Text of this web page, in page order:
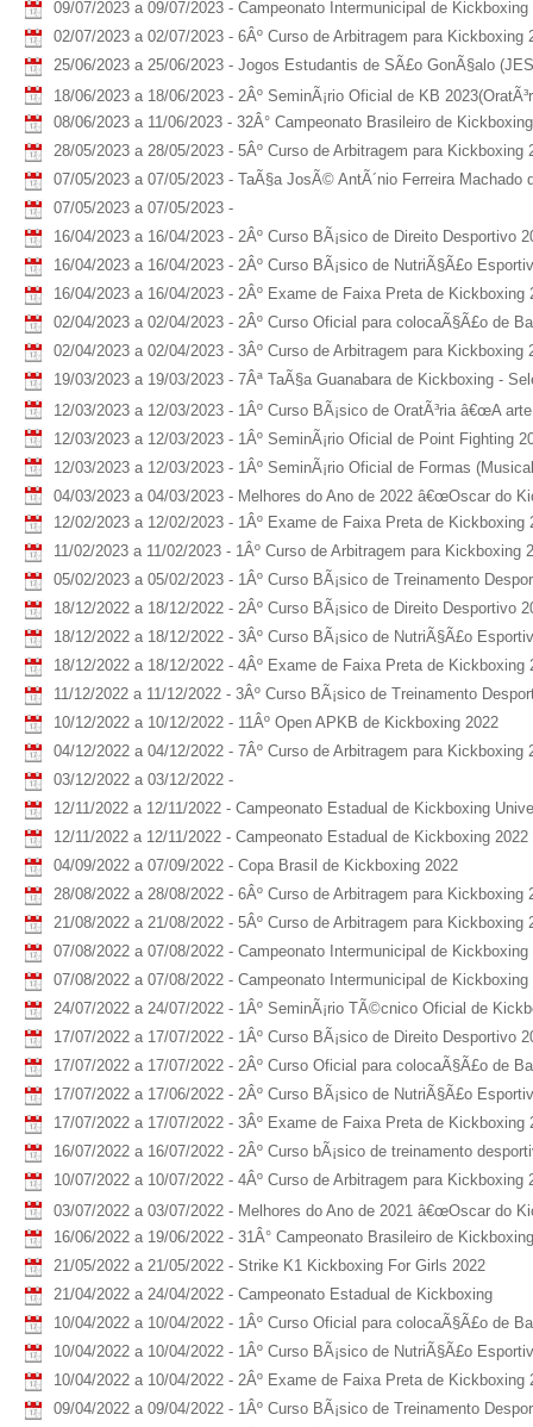
09/07/2023 a 09/07/2023 - Campeonato Intermunicipal de
02/07/2023 a 02/07/2023 - 6Âº Curso de Arbitragem para Kickboxing
25/06/2023 a 25/06/2023 - Jogos Estudantis de SÃ£o GonÃ§alo
18/06/2023 a 18/06/2023 - 2Âº SeminÃ¡rio Oficial de KB
08/06/2023 a 11/06/2023 - 32Â° Campeonato Brasileiro de
28/05/2023 a 28/05/2023 - 5Âº Curso de Arbitragem para Kickboxing
07/05/2023 a 07/05/2023 - TaÃ§a JosÃ© AntÃ´nio Ferreira Machado
07/05/2023 a 07/05/2023 -
16/04/2023 a 16/04/2023 - 2Âº Curso BÃ¡sico de Direito Desportivo
16/04/2023 a 16/04/2023 - 2Âº Curso BÃ¡sico de NutriÃ§Ã£o
16/04/2023 a 16/04/2023 - 2Âº Exame de Faixa Preta de Kickboxing
02/04/2023 a 02/04/2023 - 2Âº Curso Oficial para colocaÃ§Ã£o de
02/04/2023 a 02/04/2023 - 3Âº Curso de Arbitragem para Kickboxing
19/03/2023 a 19/03/2023 - 7Âª TaÃ§a Guanabara de Kickboxing -
12/03/2023 a 12/03/2023 - 1Âº Curso BÃ¡sico de OratÃ³ria â€œA
12/03/2023 a 12/03/2023 - 1Âº SeminÃ¡rio Oficial de Point Fighting
12/03/2023 a 12/03/2023 - 1Âº SeminÃ¡rio Oficial de Formas
04/03/2023 a 04/03/2023 - Melhores do Ano de 2022 â€œOscar do
12/02/2023 a 12/02/2023 - 1Âº Exame de Faixa Preta de Kickboxing
11/02/2023 a 11/02/2023 - 1Âº Curso de Arbitragem para Kickboxing
05/02/2023 a 05/02/2023 - 1Âº Curso BÃ¡sico de Treinamento
18/12/2022 a 18/12/2022 - 2Âº Curso BÃ¡sico de Direito Desportivo
18/12/2022 a 18/12/2022 - 3Âº Curso BÃ¡sico de NutriÃ§Ã£o
18/12/2022 a 18/12/2022 - 4Âº Exame de Faixa Preta de Kickboxing
11/12/2022 a 11/12/2022 - 3Âº Curso BÃ¡sico de Treinamento
10/12/2022 a 10/12/2022 - 11Âº Open APKB de Kickboxing 2022
04/12/2022 a 04/12/2022 - 7Âº Curso de Arbitragem para Kickboxing
03/12/2022 a 03/12/2022 -
12/11/2022 a 12/11/2022 - Campeonato Estadual de Kickboxing
12/11/2022 a 12/11/2022 - Campeonato Estadual de Kickboxing 2022
04/09/2022 a 07/09/2022 - Copa Brasil de Kickboxing 2022
28/08/2022 a 28/08/2022 - 6Âº Curso de Arbitragem para Kickboxing
21/08/2022 a 21/08/2022 - 5Âº Curso de Arbitragem para Kickboxing
07/08/2022 a 07/08/2022 - Campeonato Intermunicipal de
07/08/2022 a 07/08/2022 - Campeonato Intermunicipal de Kickboxing
24/07/2022 a 24/07/2022 - 1Âº SeminÃ¡rio TÃ©cnico Oficial de
17/07/2022 a 17/07/2022 - 1Âº Curso BÃ¡sico de Direito Desportivo
17/07/2022 a 17/07/2022 - 2Âº Curso Oficial para colocaÃ§Ã£o de
17/07/2022 a 17/06/2022 - 2Âº Curso BÃ¡sico de NutriÃ§Ã£o
17/07/2022 a 17/07/2022 - 3Âº Exame de Faixa Preta de Kickboxing
16/07/2022 a 16/07/2022 - 2Âº Curso bÃ¡sico de treinamento
10/07/2022 a 10/07/2022 - 4Âº Curso de Arbitragem para Kickboxing
03/07/2022 a 03/07/2022 - Melhores do Ano de 2021 â€œOscar do
16/06/2022 a 19/06/2022 - 31Â° Campeonato Brasileiro de
21/05/2022 a 21/05/2022 - Strike K1 Kickboxing For Girls 2022
21/04/2022 a 24/04/2022 - Campeonato Estadual de Kickboxing
10/04/2022 a 10/04/2022 - 1Âº Curso Oficial para colocaÃ§Ã£o de
10/04/2022 a 10/04/2022 - 1Âº Curso BÃ¡sico de NutriÃ§Ã£o
10/04/2022 a 10/04/2022 - 2Âº Exame de Faixa Preta de Kickboxing
09/04/2022 a 09/04/2022 - 1Âº Curso BÃ¡sico de Treinamento